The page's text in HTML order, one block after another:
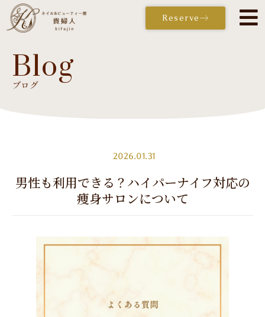
Reserve
Blog
ブログ
2026.01.31
男性も利用できる？ハイパーナイフ対応の
痩身サロンについて